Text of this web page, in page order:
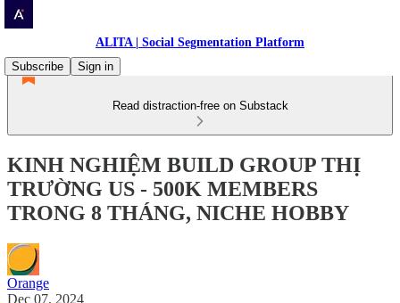
ALITA | Social Segmentation Platform
Subscribe
Sign in
Read distraction-free on Substack
KINH NGHIỆM BUILD GROUP THỊ
TRƯỜNG US - 500K MEMBERS
TRONG 8 THÁNG, NICHE HOBBY
Orange
Dec 07, 2024